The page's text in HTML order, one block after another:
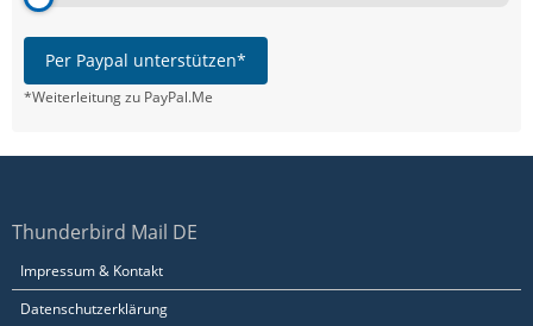
Per Paypal unterstützen*
*Weiterleitung zu PayPal.Me
Thunderbird Mail DE
Impressum & Kontakt
Datenschutzerklärung